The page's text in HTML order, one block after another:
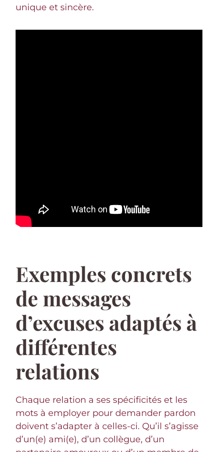
unique et sincère.
Exemples concrets
de messages
d’excuses adaptés à
différentes
relations
Chaque relation a ses spécificités et les
mots à employer pour demander pardon
doivent s’adapter à celles-ci. Qu’il s’agisse
d’un(e) ami(e), d’un collègue, d’un